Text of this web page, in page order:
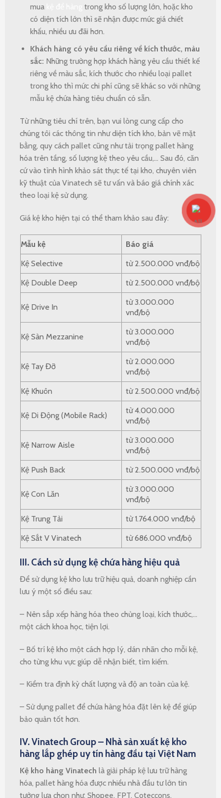
mua
trong kho số lượng lớn, hoặc kho
có diện tích lớn thì sẽ nhận được mức giá chiết
khấu, nhiều ưu đãi hơn.
Khách hàng có yêu cầu riêng về kích thước, màu
sắc: Những trường hợp khách hàng yêu cầu thiết kế
riêng về màu sắc, kích thước cho nhiều loại pallet
trong kho thì mức chi phí cũng sẽ khác so với những
mẫu kệ chứa hàng tiêu chuẩn có sẵn.
Từ những tiêu chí trên, bạn vui lòng cung cấp cho
chúng tôi các thông tin như diện tích kho, bản vẽ mặt
bằng, quy cách pallet cũng như tải trọng pallet hàng
hóa trên tầng, số lượng kệ theo yêu cầu,… Sau đó, căn
cứ vào tình hình khảo sát thực tế tại kho, chuyên viên
kỹ thuật của Vinatech sẽ tư vấn và báo giá chính xác
theo loại kệ sử dụng.
Giá kệ kho hiện tại có thể tham khảo sau đây:
Mẫu kệ
Báo giá
Kệ Selective
từ 2.500.000 vnđ/bộ
Kệ Double Deep
từ 2.500.000 vnđ/bộ
Kệ Drive In
từ 3.000.000
vnđ/bộ
Kệ Sàn Mezzanine
từ 3.000.000
vnđ/bộ
Kệ Tay Đỡ
từ 2.000.000
vnđ/bộ
Kệ Khuôn
từ 2.500.000 vnđ/bộ
Kệ Di Động (Mobile Rack)
từ 4.000.000
vnđ/bộ
Kệ Narrow Aisle
từ 3.000.000
vnđ/bộ
Kệ Push Back
từ 2.500.000 vnđ/bộ
Kệ Con Lăn
từ 3.000.000
vnđ/bộ
Kệ Trung Tải
từ 1.764.000 vnđ/bộ
Kệ Sắt V Vinatech
từ 686.000 vnđ/bộ
III. Cách sử dụng kệ chứa hàng hiệu quả
Để sử dụng kệ kho lưu trữ hiệu quả, doanh nghiệp cần
lưu ý một số điều sau:
– Nên sắp xếp hàng hóa theo chủng loại, kích thước,…
một cách khoa học, tiện lợi.
– Bố trí kệ kho một cách hợp lý, dán nhãn cho mỗi kệ,
cho từng khu vực giúp dễ nhận biết, tìm kiếm.
– Kiểm tra định kỳ chất lượng và độ an toàn của kệ.
– Sử dụng pallet để chứa hàng hóa đặt lên kệ để giúp
bảo quản tốt hơn.
IV. Vinatech Group – Nhà sản xuất kệ kho
hàng lắp ghép uy tín hàng đầu tại Việt Nam
Kệ kho hàng Vinatech là giải pháp kệ lưu trữ hàng
hóa, pallet hàng hóa được nhiều nhà đầu tư lớn tin
tưởng lựa chọn như: Shopee, FPT, Coteccons,